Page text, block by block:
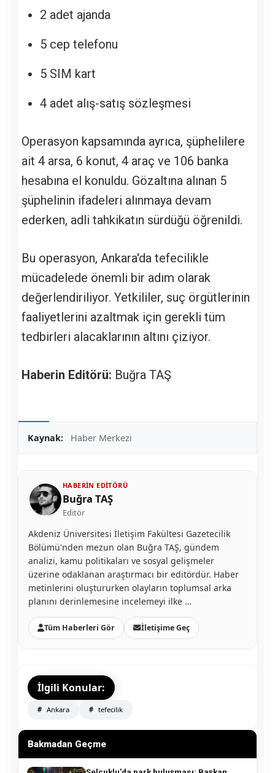
2 adet ajanda
5 cep telefonu
5 SIM kart
4 adet alış-satış sözleşmesi
Operasyon kapsamında ayrıca, şüphelilere
ait 4 arsa, 6 konut, 4 araç ve 106 banka
hesabına el konuldu. Gözaltına alınan 5
şüphelinin ifadeleri alınmaya devam
ederken, adli tahkikatın sürdüğü öğrenildi.
Bu operasyon, Ankara'da tefecilikle
mücadelede önemli bir adım olarak
değerlendiriliyor. Yetkililer, suç örgütlerinin
faaliyetlerini azaltmak için gerekli tüm
tedbirleri alacaklarının altını çiziyor.
Haberin Editörü: Buğra TAŞ
Kaynak: Haber Merkezi
HABERIN EDITÖRÜ
Buğra TAŞ
Editör
Akdeniz Üniversitesi İletişim Fakültesi Gazetecilik
Bölümü'nden mezun olan Buğra TAŞ, gündem
analizi, kamu politikaları ve sosyal gelişmeler
üzerine odaklanan araştırmacı bir editördür. Haber
metinlerini oluştururken olayların toplumsal arka
planını derinlemesine incelemeyi ilke …
Tüm Haberleri Gör İletişime Geç
İlgili Konular:
Ankara tefecilik
Bakmadan Geçme